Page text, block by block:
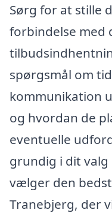
Sørg for at stille
forbindelse med
spørgsmål om
kommunikation
og hvordan de
eventuelle
grundig i dit valg
vælger den
Tranebjerg, der